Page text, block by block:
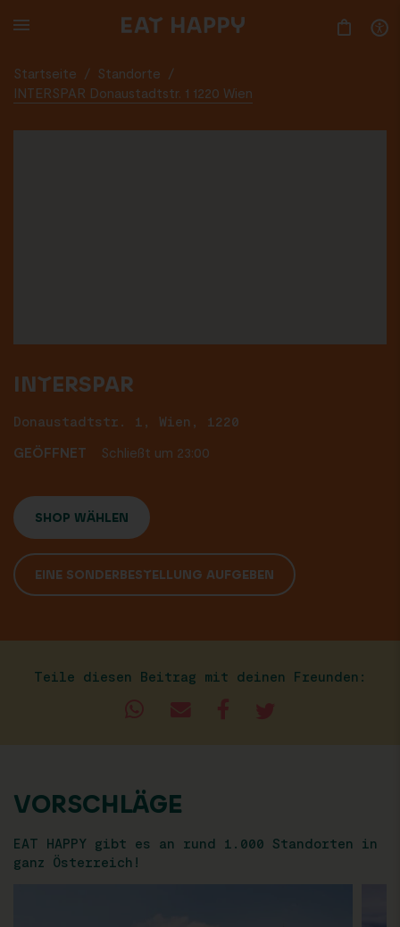
TO
Startseite / Standorte
/
INTERSPAR Donaustadtstr. 1 1220 Wien
INTERSPAR
Donaustadtstr. 1, Wien, 1220
GEÖFFNET
Schließt um 23:00
SHOP WÄHLEN
EINE SONDERBESTELLUNG AUFGEBEN
Teile diesen Beitrag mit deinen Freunden:
VORSCHLÄGE
EAT HAPPY gibt es an rund 1.000 Standorten in
ganz Österreich!